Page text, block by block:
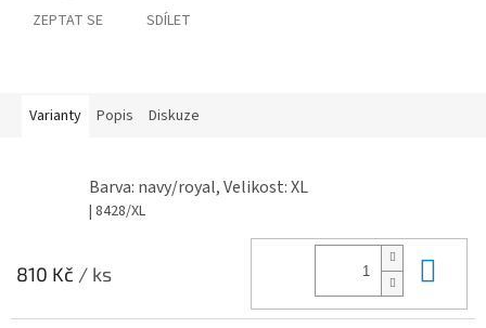
ZEPTAT SE SDÍLET
Varianty Popis Diskuze
Barva: navy/royal, Velikost: XL
| 8428/XL
810 Kč / ks